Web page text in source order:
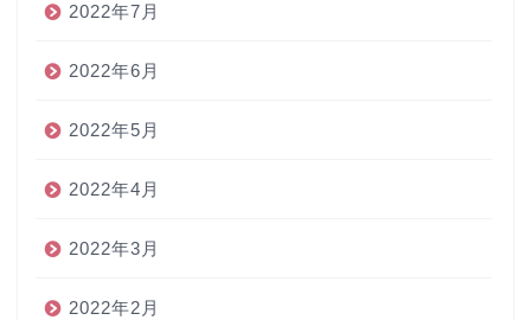
2022年7月
2022年6月
2022年5月
2022年4月
2022年3月
2022年2月